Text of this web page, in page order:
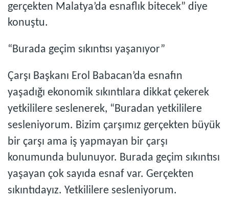
gerçekten Malatya’da esnaflık bitecek” diye
konuştu.
“Burada geçim sıkıntısı yaşanıyor”
Çarşı Başkanı Erol Babacan’da esnafın
yaşadığı ekonomik sıkıntılara dikkat çekerek
yetkililere seslenerek, “Buradan yetkililere
sesleniyorum. Bizim çarşımız gerçekten büyük
bir çarşı ama iş yapmayan bir çarşı
konumunda bulunuyor. Burada geçim sıkıntısı
yaşayan çok sayıda esnaf var. Gerçekten
sıkıntıdayız. Yetkililere sesleniyorum.